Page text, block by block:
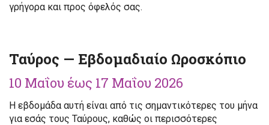
γρήγορα και προς όφελός σας.
Ταύρος — Εβδομαδιαίο Ωροσκόπιο
10 Μαΐου έως 17 Μαΐου 2026
Η εβδομάδα αυτή είναι από τις σημαντικότερες του μήνα
για εσάς τους Ταύρους, καθώς οι περισσότερες